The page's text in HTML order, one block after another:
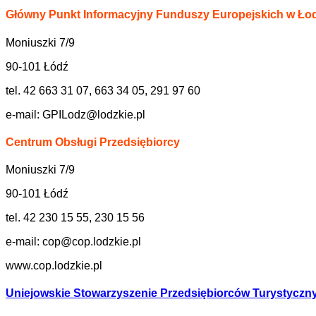
Główny Punkt Informacyjny Funduszy Europejskich w
Moniuszki 7/9
90-101 Łódź
tel. 42 663 31 07, 663 34 05, 291 97 60
e-mail: GPILodz@lodzkie.pl
Centrum Obsługi Przedsiębiorcy
Moniuszki 7/9
90-101 Łódź
tel. 42 230 15 55, 230 15 56
e-mail: cop@cop.lodzkie.pl
www.cop.lodzkie.pl
Uniejowskie Stowarzyszenie Przedsiębiorców